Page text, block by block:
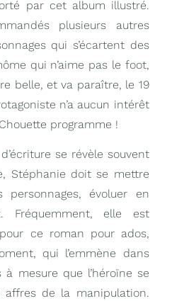
par cet album illustré.
plusieurs autres
qui s’écartent des
qui n’aime pas le foot,
belle, et va paraître, le 19
n’a aucun intérêt
programme !
se révèle souvent
Stéphanie doit se mettre
évoluer en
Fréquemment, elle est
ce roman pour ados,
qui l’emmène dans
mesure que l’héroïne se
affres de la manipulation.